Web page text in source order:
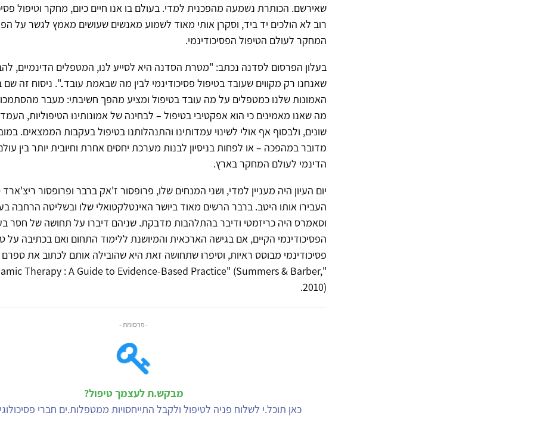
שאירשם. הכותרת נשמעה מהפכנית למדי. בעולם בו אנו חיים כיום, מחקר וטיפול
רוב לא הולכים יד ביד, וסקרן אותי מאוד לשמוע מאנשים שעושים מאמץ לגשר על
המחקר לעולם הטיפול הפסיכודינמי.
בעלון הפרסום לסדנה נכתב: "מטרת הסדנה היא לסייע לנו, המטפלים הדינמיים,
שאנחנו רק מקווים שעובד בטיפול פסיכודינמי לבין מה שבאמת עובד..". ניסוח זה
האמונות שלנו כמטפלים על מה עובד בטיפול ומציע מהפך חשיבתי: מעבר
מה שאנו מאמינים כי הוא אפקטיבי בטיפול – לבחינה של אמונותינו הטיפוליות,
שונים, ולבסוף אף אולי לשינוי עמדותינו והתנהלותנו בטיפול בעקבות הממצאים.
מדובר במהפכה – או לפחות בניסיון לבנות מערכת יחסים אחרת וחיובית יותר בין
הדינמי לעולם המחקר בארץ.
יום העיון היה מעניין למדי, ושני המנחים שלו, פרופסור ז'אק ברבר ופרופסור
העבירו אותו היטב. ברבר הרשים מאוד ביושר האינטלקטואלי שלו ובשליטה הרחבה
וסאמרס היה כריזמטי ודיבר בהתלהבות מדבקת. שניהם דיברו על תחושה של חסר
הפסיכודינמי הקיים, אם בגישה הארכאית והמיושנת ללימוד התחום ואם בכתיבה על
פסיכודינמי מבוסס ראיות, וסיפרו שתחושה זאת היא שהובילה אותם לכתוב את
Therapy : A Guide to Evidence-Based Practice" (Summers & Barber,
2010).
- פרסומת -
מבקש.ת לעצמך טיפול?
כאן תוכל.י לשלוח פניה לטיפול ולקבל התייחסויות ממטפלות.ים חברי